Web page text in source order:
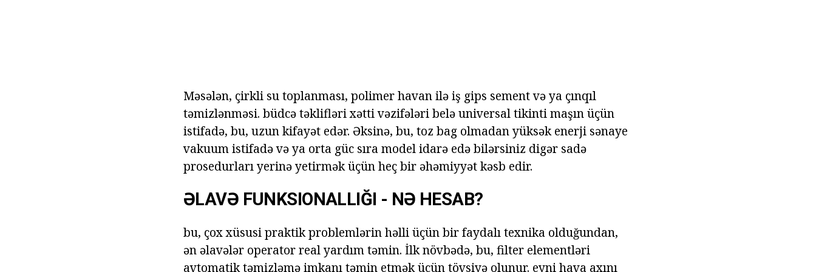
Məsələn, çirkli su toplanması, polimer havan ilə iş gips sement və ya çınqıl
təmizlənməsi. büdcə təklifləri xətti vəzifələri belə universal tikinti maşın üçün
istifadə, bu, uzun kifayət edər. Əksinə, bu, toz bag olmadan yüksək enerji sənaye
vakuum istifadə və ya orta güc sıra model idarə edə bilərsiniz digər sadə
prosedurları yerinə yetirmək üçün heç bir əhəmiyyət kəsb edir.
ƏLAVƏ FUNKSIONALLIĞI - NƏ HESAB?
bu, çox xüsusi praktik problemlərin həlli üçün bir faydalı texnika olduğundan,
ən əlavələr operator real yardım təmin. İlk növbədə, bu, filter elementləri
avtomatik təmizləmə imkanı təmin etmək üçün tövsiyə olunur. eyni hava axını